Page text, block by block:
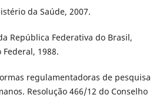
da Saúde, 2007.
República Federativa do Brasil,
Federal, 1988.
regulamentadoras de pesquisa
Resolução 466/12 do Conselho